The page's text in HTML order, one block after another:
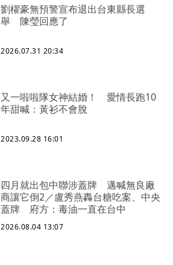
劉櫂豪無預警宣布退出台東縣長選
舉 陳瑩回應了
2026.07.31 20:34
又一啦啦隊女神結婚！ 愛情長跑10
年甜喊：黃衫不會脫
2023.09.28 16:01
四月就出包中聯涉蓋牌 邁喊無良廠
商讓它倒2／盧秀燕轟台糖吃案、中央
蓋牌 府方：毒油一直在台中
2026.08.04 13:07